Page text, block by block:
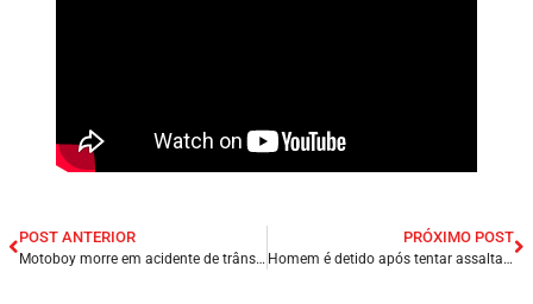
POST ANTERIOR
Motoboy morre em acidente de trânsito, carro da suspeita é incendiado em João Pessoa/PB.
PRÓXIMO POST
Homem é detido após tentar assaltar ônibus na capital São Luís/MA.